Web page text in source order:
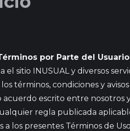
por Parte del Usuario
el sitio INUSUAL y diversos
términos, condiciones y
escrito entre nosotros
regla publicada
los presentes Términos de